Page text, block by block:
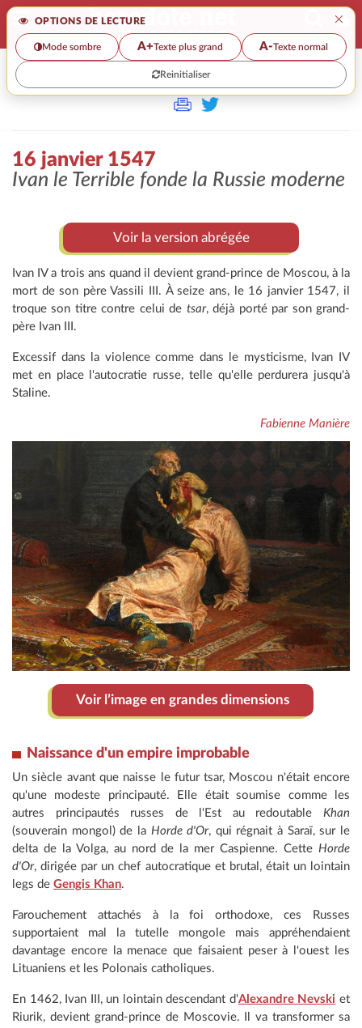
OPTIONS DE LECTURE ×
Mode sombre A+Texte plus grand A-Texte normal
Reinitialiser
>
16 janvier 1547
Ivan le Terrible fonde la Russie moderne
Voir la version abrégée
Ivan IV a trois ans quand il devient grand-prince de Moscou, à la
mort de son père Vassili III. À seize ans, le 16 janvier 1547, il
troque son titre contre celui de tsar, déjà porté par son grand-
père Ivan III.
Excessif dans la violence comme dans le mysticisme, Ivan IV
met en place l'autocratie russe, telle qu'elle perdurera jusqu'à
Staline.
Fabienne Manière
Voir l’image en grandes dimensions
Naissance d'un empire improbable
Un siècle avant que naisse le futur tsar, Moscou n'était encore
qu'une modeste principauté. Elle était soumise comme les
autres principautés russes de l'Est au redoutable Khan
(souverain mongol) de la Horde d'Or, qui régnait à Saraï, sur le
delta de la Volga, au nord de la mer Caspienne. Cette Horde
d'Or, dirigée par un chef autocratique et brutal, était un lointain
legs de Gengis Khan.
Farouchement attachés à la foi orthodoxe, ces Russes
supportaient mal la tutelle mongole mais appréhendaient
davantage encore la menace que faisaient peser à l'ouest les
Lituaniens et les Polonais catholiques.
En 1462, Ivan III, un lointain descendant d'Alexandre Nevski et
Riurik, devient grand-prince de Moscovie. Il va transformer sa